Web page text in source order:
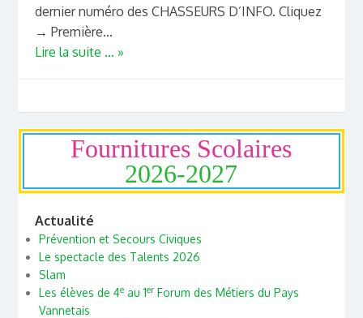
dernier numéro des CHASSEURS D’INFO. Cliquez
→ Première...
Lire la suite ... »
Fournitures Scolaires
2026-2027
Actualité
Prévention et Secours Civiques
Le spectacle des Talents 2026
Slam
Les élèves de 4eau 1erForum des Métiers du Pays
Vannetais